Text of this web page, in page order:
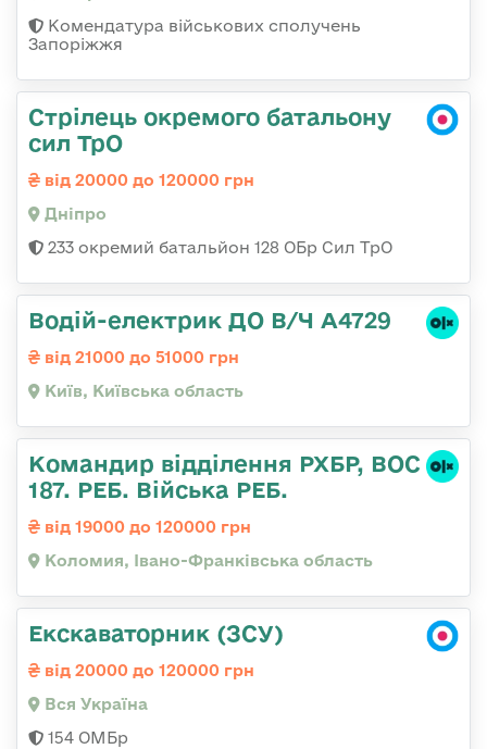
Комендатура військових сполучень
Запоріжжя
Стрілець окремого батальону
сил ТрО
від 20000 до 120000 грн
Дніпро
233 окремий батальйон 128 ОБр Сил ТрО
Водій-електрик ДО В/Ч А4729
від 21000 до 51000 грн
Київ, Київська область
Командир відділення РХБР, ВОС
187. РЕБ. Війська РЕБ.
від 19000 до 120000 грн
Коломия, Івано-Франківська область
Екскаваторник (ЗСУ)
від 20000 до 120000 грн
Вся Україна
154 ОМБр